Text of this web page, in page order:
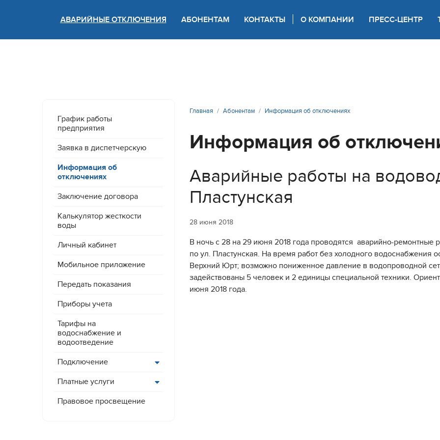
Версия для слабовидящих
АВАРИЙНЫЕ ОТКЛЮЧЕНИЯ АБОНЕНТАМ КОНТАКТЫ О КОМПАНИИ ПРЕСС-ЦЕНТР
График работы
предприятия
Заявка в диспетчерскую
Информация об
отключениях
Заключение договора
Калькулятор жесткости
воды
Личный кабинет
Мобильное приложение
Передать показания
Приборы учета
Тарифы на
водоснабжение и
водоотведение
Подключение
Платные услуги
Правовое просвещение
Главная Абонентам Информация об отключениях
Информация об
Аварийные работы на
Пластунская
28 июня 2018
В ночь с 28 на 29 июня 2018 года проводятся аварийно-ремонтные
поул. Пластунская. На время работ без холодного водоснабжения
Верхний Юрт; возможно пониженное давление в водопроводной
задействованы 5 человек и 2 единицы специальной техники.
июня 2018 года.